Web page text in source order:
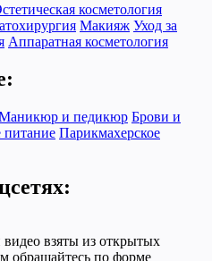
косметология
Макияж Уход за
Аппаратная косметология
и педикюр Брови и
питание Парикмахерское
взяты из открытых
обращайтесь по форме